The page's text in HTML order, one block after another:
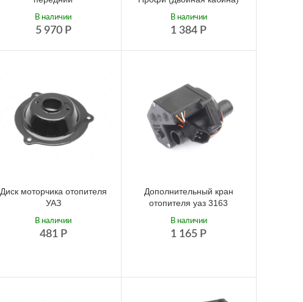
5 970 Р
В наличии
1 384 Р
В наличии
Диск моторчика отопителя
УАЗ
481 Р
В наличии
Дополнительный кран
отопителя уаз 3163
1 165 Р
В наличии